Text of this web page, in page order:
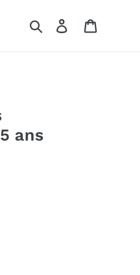
RechercherSe connecter
ans